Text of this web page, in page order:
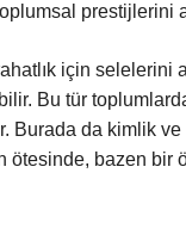
prestijlerini
için selelerini
Bu tür
Burada da kimlik
ötesinde, bazen bir